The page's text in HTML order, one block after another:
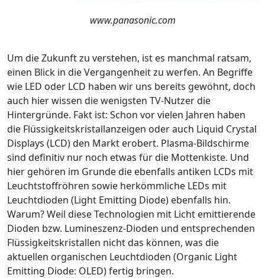
www.panasonic.com
Um die Zukunft zu verstehen, ist es manchmal ratsam,
einen Blick in die Vergangenheit zu werfen. An Begriffe
wie LED oder LCD haben wir uns bereits gewöhnt, doch
auch hier wissen die wenigsten TV-Nutzer die
Hintergründe. Fakt ist: Schon vor vielen Jahren haben
die Flüssigkeitskristallanzeigen oder auch Liquid Crystal
Displays (LCD) den Markt erobert. Plasma-Bildschirme
sind definitiv nur noch etwas für die Mottenkiste. Und
hier gehören im Grunde die ebenfalls antiken LCDs mit
Leuchtstoffröhren sowie herkömmliche LEDs mit
Leuchtdioden (Light Emitting Diode) ebenfalls hin.
Warum? Weil diese Technologien mit Licht emittierende
Dioden bzw. Lumineszenz-Dioden und entsprechenden
Flüssigkeitskristallen nicht das können, was die
aktuellen organischen Leuchtdioden (Organic Light
Emitting Diode: OLED) fertig bringen.